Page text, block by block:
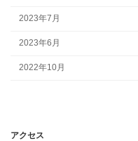
2023年7月
2023年6月
2022年10月
アクセス